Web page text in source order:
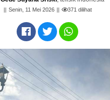
Senin, 11 Mei 2026 371 dilihat